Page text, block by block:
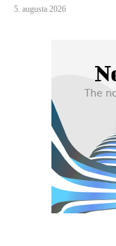
5. augusta 2026